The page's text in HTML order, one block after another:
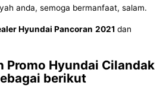
anda, semoga bermanfaat, salam.
Hyundai Pancoran 2021dan
Promo Hyundai Cilandak
berikut